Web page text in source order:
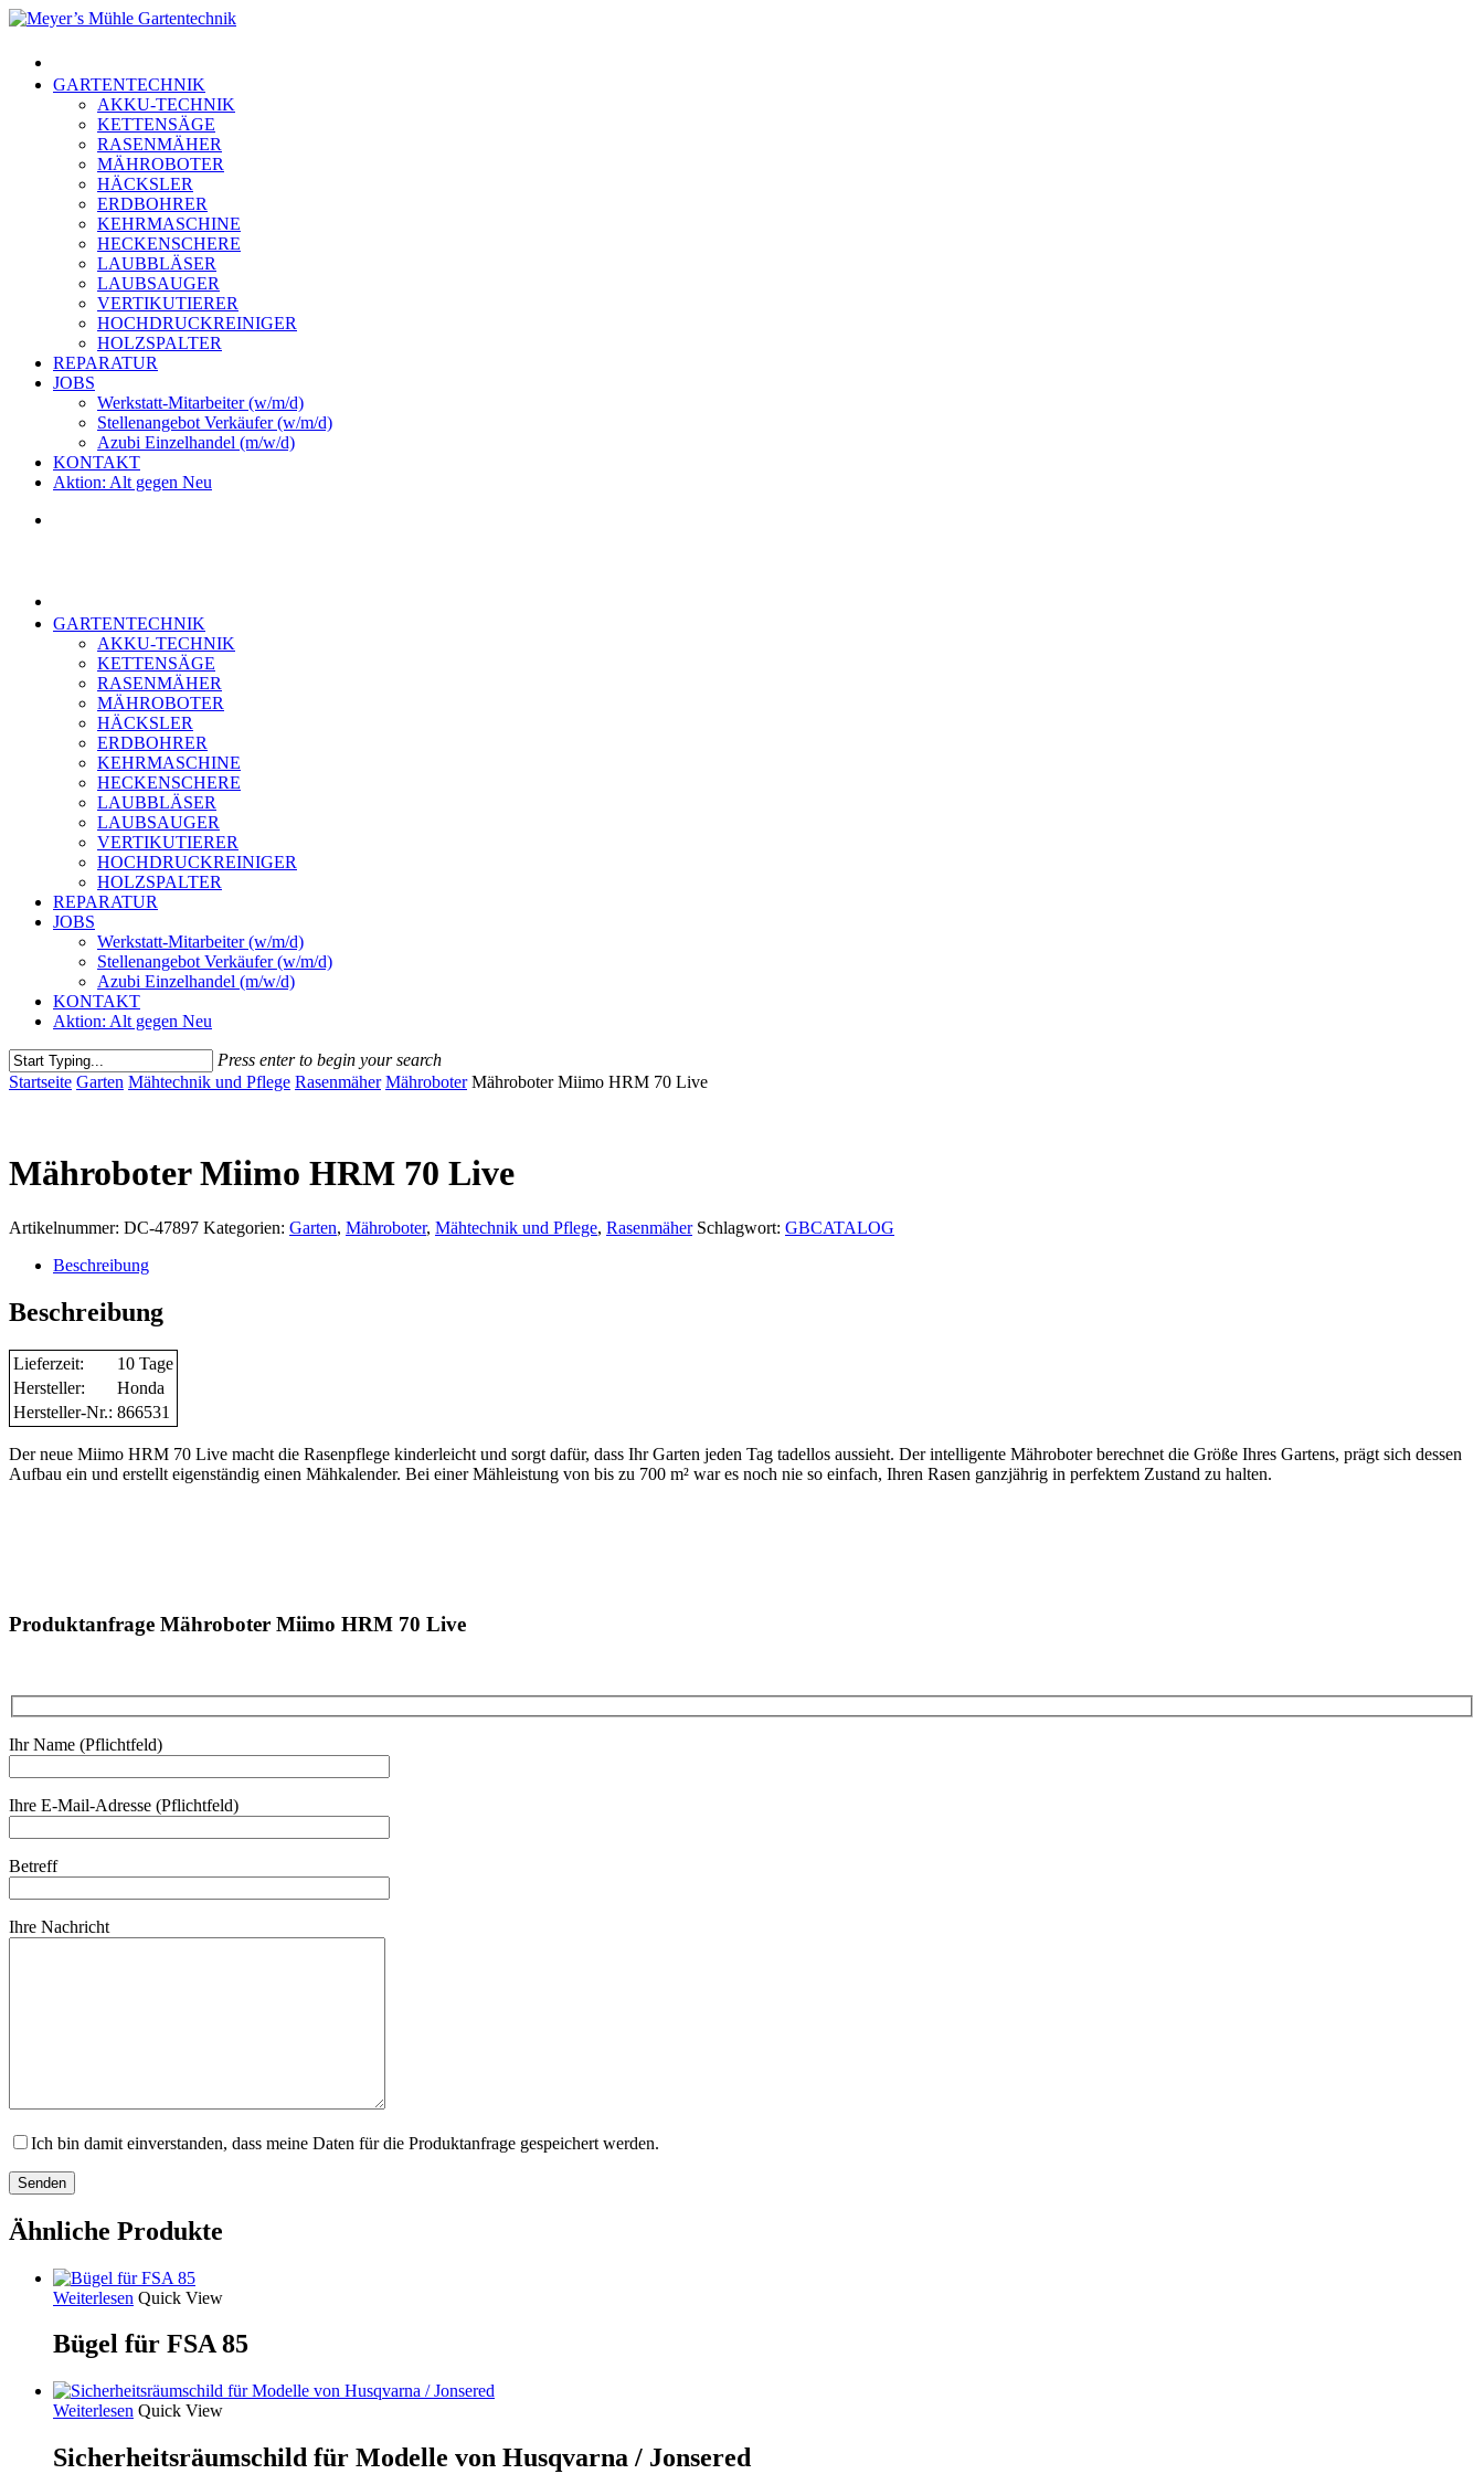
Skip
main
contentGARTENTECHNIK
AKKU-TECHNIK
KETTENSÄGE
RASENMÄHER
MÄHROBOTER
HÄCKSLER
ERDBOHRER
KEHRMASCHINE
HECKENSCHERE
LAUBBLÄSER
LAUBSAUGER
VERTIKUTIERER
HOCHDRUCKREINIGER
HOLZSPALTER
REPARATUR
JOBS
Werkstatt-Mitarbeiter (w/m/d)
Stellenangebot Verkäufer (w/m/d)
Azubi Einzelhandel (m/w/d)
KONTAKT
Aktion: Alt gegen Neu
GARTENTECHNIK
AKKU-TECHNIK
KETTENSÄGE
RASENMÄHER
MÄHROBOTER
HÄCKSLER
ERDBOHRER
KEHRMASCHINE
HECKENSCHERE
LAUBBLÄSER
LAUBSAUGER
VERTIKUTIERER
HOCHDRUCKREINIGER
HOLZSPALTER
REPARATUR
JOBS
Werkstatt-Mitarbeiter (w/m/d)
Stellenangebot Verkäufer (w/m/d)
Azubi Einzelhandel (m/w/d)
KONTAKT
Aktion: Alt gegen Neu
Press enter to begin your search
Close
Startseite Garten Mähtechnik und Pflege Rasenmäher Mähroboter Mähroboter Miimo HRM 70 Live
Mähroboter Miimo HRM 70 Live
Artikelnummer: DC-47897 Kategorien: Garten, Mähroboter, Mähtechnik und Pflege, Rasenmäher Schlagwort: GBCATALOG
Beschreibung
Beschreibung
Lieferzeit:
10 Tage
Hersteller:
Honda
Hersteller-Nr.: 866531
Der neue Miimo HRM 70 Live macht die Rasenpflege kinderleicht und sorgt dafür, dass Ihr Garten jeden Tag tadellos aussieht. Der intelligente Mähroboter berechnet die Größe Ihres Gartens, prägt sich dessen
Aufbau ein und erstellt eigenständig einen Mähkalender. Bei einer Mähleistung von bis zu 700 m² war es noch nie so einfach, Ihren Rasen ganzjährig in perfektem Zustand zu halten.
Produktanfrage Mähroboter Miimo HRM 70 Live
Ihr Name (Pflichtfeld)
Ihre E-Mail-Adresse (Pflichtfeld)
Betreff
Ihre Nachricht
Ich bin damit einverstanden, dass meine Daten für die Produktanfrage gespeichert werden.
Ähnliche Produkte
Weiterlesen Quick View
Bügel für FSA 85
Weiterlesen Quick View
Sicherheitsräumschild für Modelle von Husqvarna / Jonsered